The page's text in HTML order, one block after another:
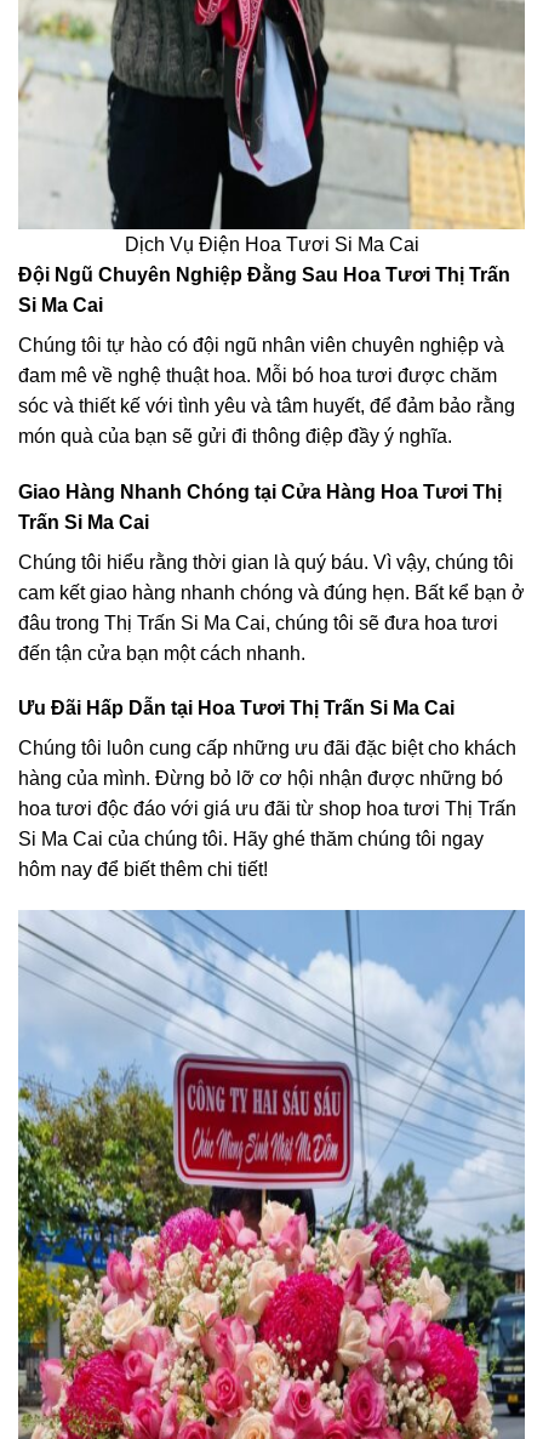
Dịch Vụ Điện Hoa Tươi Si Ma Cai
Đội Ngũ Chuyên Nghiệp Đằng Sau Hoa Tươi Thị Trấn
Si Ma Cai
Chúng tôi tự hào có đội ngũ nhân viên chuyên nghiệp và
đam mê về nghệ thuật hoa. Mỗi bó hoa tươi được chăm
sóc và thiết kế với tình yêu và tâm huyết, để đảm bảo rằng
món quà của bạn sẽ gửi đi thông điệp đầy ý nghĩa.
Giao Hàng Nhanh Chóng tại Cửa Hàng Hoa Tươi Thị
Trấn Si Ma Cai
Chúng tôi hiểu rằng thời gian là quý báu. Vì vậy, chúng tôi
cam kết giao hàng nhanh chóng và đúng hẹn. Bất kể bạn ở
đâu trong Thị Trấn Si Ma Cai, chúng tôi sẽ đưa hoa tươi
đến tận cửa bạn một cách nhanh.
Ưu Đãi Hấp Dẫn tại Hoa Tươi Thị Trấn Si Ma Cai
Chúng tôi luôn cung cấp những ưu đãi đặc biệt cho khách
hàng của mình. Đừng bỏ lỡ cơ hội nhận được những bó
hoa tươi độc đáo với giá ưu đãi từ shop hoa tươi Thị Trấn
Si Ma Cai của chúng tôi. Hãy ghé thăm chúng tôi ngay
hôm nay để biết thêm chi tiết!